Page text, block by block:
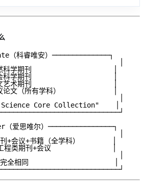
（科睿唯安）──────────────┐
│
然科学期刊                    │
会科学期刊                    │
文艺术期刊                    │
论文（所有学科）             │
│
Science Core Collection"    │
爱思唯尔）────────────────┐
│
+会议+书籍（全学科）        │
工程类期刊+会议               │
│
不完全相同                     │